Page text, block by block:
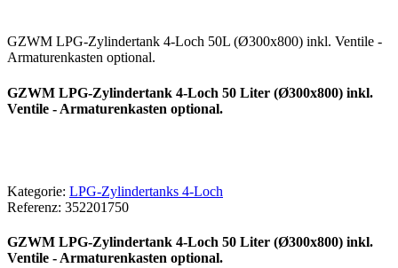
GZWM LPG-Zylindertank 4-Loch 50L (Ø300x800) inkl. Ventile -
Armaturenkasten optional.
GZWM LPG-Zylindertank 4-Loch 50 Liter (Ø300x800) inkl.
Ventile - Armaturenkasten optional.
Kategorie: LPG-Zylindertanks 4-Loch
Referenz: 352201750
GZWM LPG-Zylindertank 4-Loch 50 Liter (Ø300x800) inkl.
Ventile - Armaturenkasten optional.